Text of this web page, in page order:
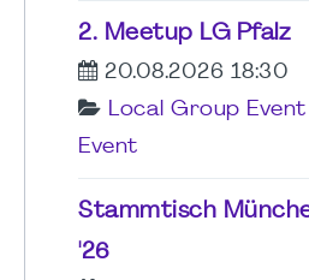
2. Meetup LG Pfalz
20.08.2026 18:30
Local Group Event
Event
Stammtisch
'26